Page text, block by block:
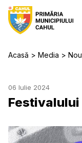
Acasă Media
06 Iulie 2024
Festivalului